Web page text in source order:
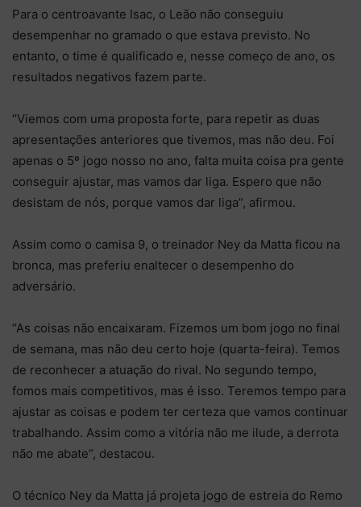
Para o centroavante Isac, o Leão não conseguiu
desempenhar no gramado o que estava previsto. No
entanto, o time é qualificado e, nesse começo de ano, os
resultados negativos fazem parte.
“Viemos com uma proposta forte, para repetir as duas
apresentações anteriores que tivemos, mas não deu. Foi
apenas o 5º jogo nosso no ano, falta muita coisa pra gente
conseguir ajustar, mas vamos dar liga. Espero que não
desistam de nós, porque vamos dar liga”, afirmou.
Assim como o camisa 9, o treinador Ney da Matta ficou na
bronca, mas preferiu enaltecer o desempenho do
adversário.
“As coisas não encaixaram. Fizemos um bom jogo no final
de semana, mas não deu certo hoje (quarta-feira). Temos
de reconhecer a atuação do rival. No segundo tempo,
fomos mais competitivos, mas é isso. Teremos tempo para
ajustar as coisas e podem ter certeza que vamos continuar
trabalhando. Assim como a vitória não me ilude, a derrota
não me abate”, destacou.
O técnico Ney da Matta já projeta jogo de estreia do Remo